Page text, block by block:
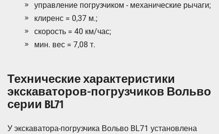
управление погрузчиком - механические рычаги;
клиренс = 0,37 м.;
скорость = 40 км/час;
мин. вес = 7,08 т.
Технические характеристики
экскаваторов-погрузчиков Вольво
серии BL71
У экскаватора-погрузчика Вольво BL71 установлена